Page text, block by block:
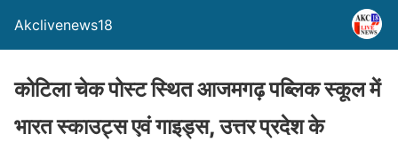
Akclivenews18
कोटिला चेक पोस्ट स्थित आजमगढ़ पब्लिक स्कूल में
भारत स्काउट्स एवं गाइड्स, उत्तर प्रदेश के